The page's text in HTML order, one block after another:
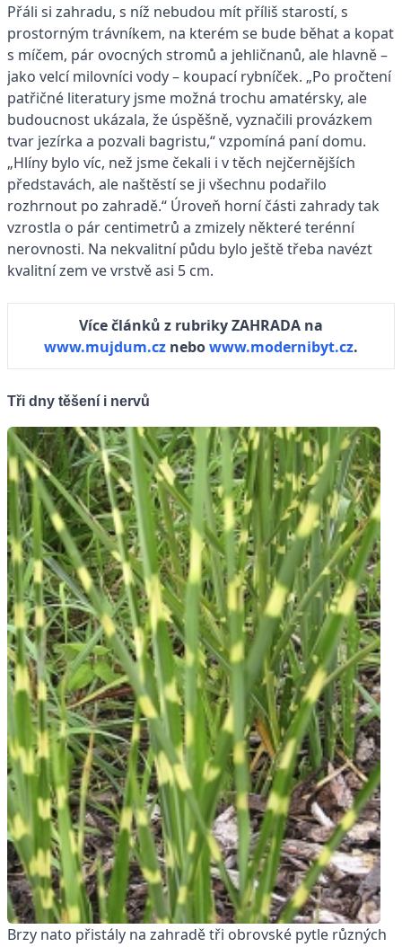
Přáli si zahradu, s níž nebudou mít příliš starostí, s
prostorným trávníkem, na kterém se bude běhat a kopat
s míčem, pár ovocných stromů a jehličnanů, ale hlavně –
jako velcí milovníci vody – koupací rybníček. „Po pročtení
patřičné literatury jsme možná trochu amatérsky, ale
budoucnost ukázala, že úspěšně, vyznačili provázkem
tvar jezírka a pozvali bagristu,“ vzpomíná paní domu.
„Hlíny bylo víc, než jsme čekali i v těch nejčernějších
představách, ale naštěstí se ji všechnu podařilo
rozhrnout po zahradě.“ Úroveň horní části zahrady tak
vzrostla o pár centimetrů a zmizely některé terénní
nerovnosti. Na nekvalitní půdu bylo ještě třeba navézt
kvalitní zem ve vrstvě asi 5 cm.
Více článků z rubriky ZAHRADA na
www.mujdum.cz nebowww.modernibyt.cz.
Tři dny těšení i nervů
Brzy nato přistály na zahradě tři obrovské pytle různých